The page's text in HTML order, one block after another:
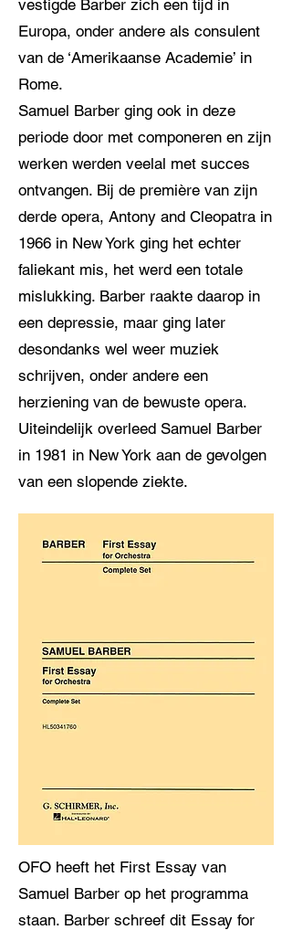
vestigde Barber zich een tijd in
Europa, onder andere als consulent
van de ‘Amerikaanse Academie’ in
Rome.
Samuel Barber ging ook in deze
periode door met componeren en zijn
werken werden veelal met succes
ontvangen. Bij de première van zijn
derde opera, Antony and Cleopatra in
1966 in New York ging het echter
faliekant mis, het werd een totale
mislukking. Barber raakte daarop in
een depressie, maar ging later
desondanks wel weer muziek
schrijven, onder andere een
herziening van de bewuste opera.
Uiteindelijk overleed Samuel Barber
in 1981 in New York aan de gevolgen
van een slopende ziekte.
OFO heeft het First Essay van
Samuel Barber op het programma
staan. Barber schreef dit Essay for